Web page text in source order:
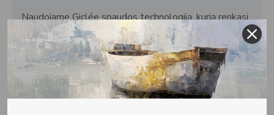
Naudojame Giclée spaudos technologiją, kurią renkasi
profesionalūs menininkai ir fotografai, kad užtikrintume
išskirtinį spalvų tikslumą ir ilgaamžiškumą, suteikdami
matinį efektą. Šią pažangią spaudos technologiją
naudoja galerijos visame pasaulyje tikroms meno
reprodukcijoms kurti. Naudodami rūgšties neturinčius
vandens pagrindo pigmentinius rašalus užtikriname,
kad spalvos išliktų ryškios ilgą laiką.